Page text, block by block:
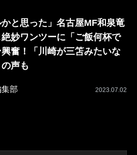
かと思った」名古屋MF和泉竜
妙ワンツーに「ご飯何杯で
奮！「川崎が三笘みたいな
声も
部 2023.07.02